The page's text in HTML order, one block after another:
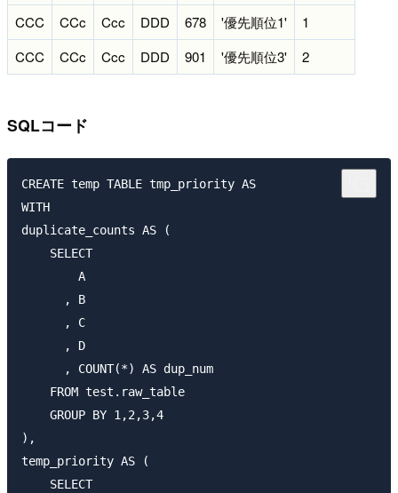
CCC CCc Ccc DDD 678 '優先順位1'
1
CCC
CCc Ccc DDD 901 '優先順位3' 2
SQLコード
CREATE temp TABLE tmp_priority AS
WITH
duplicate_counts AS (
    SELECT
        A
      , B
      , C
      , D
      , COUNT(*) AS dup_num
    FROM test.raw_table
    GROUP BY 1,2,3,4
),
temp_priority AS (
    SELECT